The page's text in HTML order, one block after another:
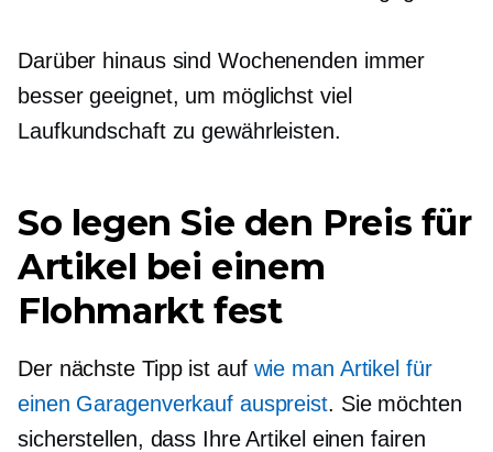
Darüber hinaus sind Wochenenden immer
besser geeignet, um möglichst viel
Laufkundschaft zu gewährleisten.
So legen Sie den Preis für
Artikel bei einem
Flohmarkt fest
Der nächste Tipp ist auf wie man Artikel für
einen Garagenverkauf auspreist. Sie möchten
sicherstellen, dass Ihre Artikel einen fairen